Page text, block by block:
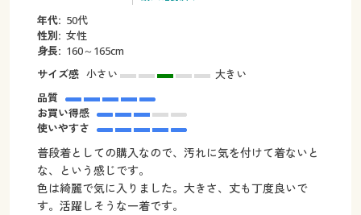
年代: 50代
性別: 女性
身長: 160～165cm
サイズ感 小さい
大きい
品質
お買い得感
使いやすさ
普段着としての購入なので、汚れに気を付けて着ないと
な、という感じです。
色は綺麗で気に入りました。大きさ、丈も丁度良いで
す。活躍しそうな一着です。